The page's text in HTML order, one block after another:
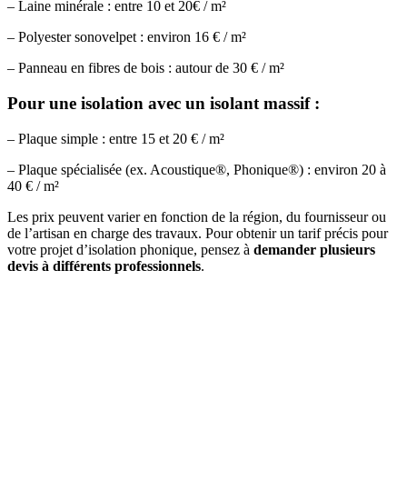
– Laine minérale : entre 10 et 20€ / m²
– Polyester sonovelpet : environ 16 € / m²
– Panneau en fibres de bois : autour de 30 € / m²
Pour une isolation avec un isolant massif :
– Plaque simple : entre 15 et 20 € / m²
– Plaque spécialisée (ex. Acoustique®, Phonique®) : environ 20 à
40 € / m²
Les prix peuvent varier en fonction de la région, du fournisseur ou
de l’artisan en charge des travaux. Pour obtenir un tarif précis pour
votre projet d’isolation phonique, pensez à demander plusieurs
devis à différents professionnels.